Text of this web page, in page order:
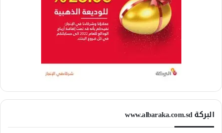
البركة www.albaraka.com.sd